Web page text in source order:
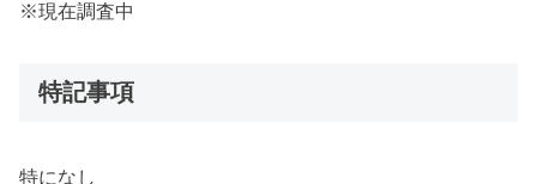
※現在調査中
特記事項
特になし